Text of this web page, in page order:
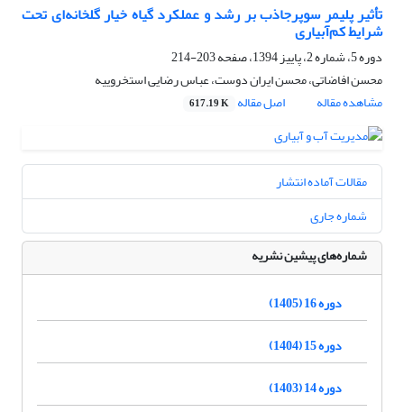
تأثیر پلیمر سوپرجاذب بر رشد و عملکرد گیاه خیار گلخانه‌ای تحت
شرایط کم‌آبیاری
دوره 5، شماره 2، پاییز 1394، صفحه
203-214
محسن افاضاتی، محسن ایران دوست، عباس رضایی استخروییه
مشاهده مقاله
اصل مقاله 617.19 K
مقالات آماده انتشار
شماره جاری
شماره‌های پیشین نشریه
دوره 16 (1405)
دوره 15 (1404)
دوره 14 (1403)